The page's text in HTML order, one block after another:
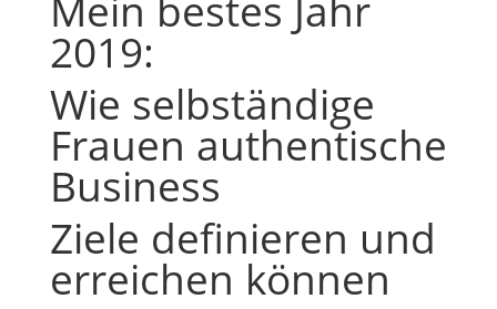
2019:
Wie selbständige
Frauen authentische
Business
Ziele definieren und
erreichen können